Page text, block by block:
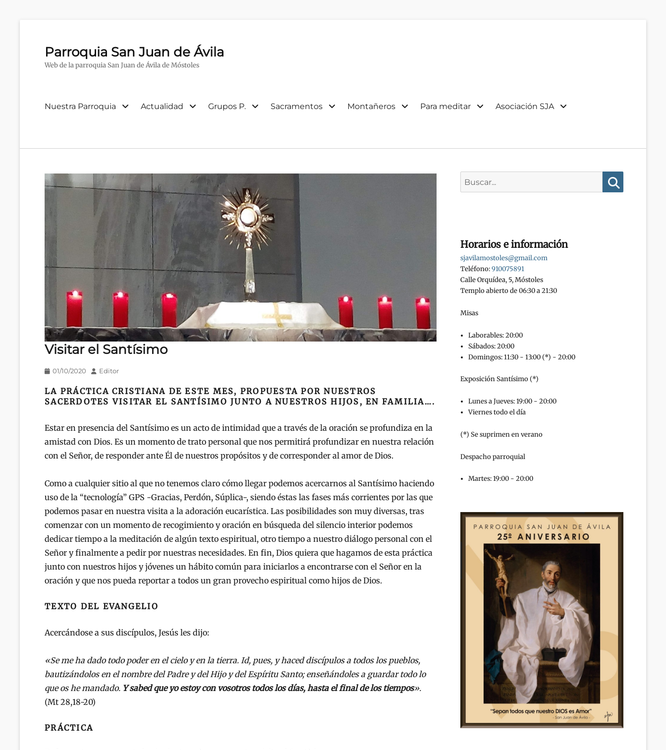
Parroquia San Juan de Ávila
Web de la parroquia San Juan de Ávila de Móstoles
Menú
Nuestra Parroquia Actualidad Grupos P. Sacramentos Montañeros Para meditar Asociación SJA
Visitar el Santísimo
Publicado
01/10/2020 AutorEditor
LA PRÁCTICA CRISTIANA DE ESTE MES, PROPUESTA POR NUESTROS
SACERDOTES VISITAR EL SANTÍSIMO JUNTO A NUESTROS HIJOS, EN FAMILIA….
Estar en presencia del Santísimo es un acto de intimidad que a través de la oración se profundiza en la
amistad con Dios. Es un momento de trato personal que nos permitirá profundizar en nuestra relación
con el Señor, de responder ante Él de nuestros propósitos y de corresponder al amor de Dios.
Como a cualquier sitio al que no tenemos claro cómo llegar podemos acercarnos al Santísimo haciendo
uso de la “tecnología” GPS -Gracias, Perdón, Súplica-, siendo éstas las fases más corrientes por las que
podemos pasar en nuestra visita a la adoración eucarística. Las posibilidades son muy diversas, tras
comenzar con un momento de recogimiento y oración en búsqueda del silencio interior podemos
dedicar tiempo a la meditación de algún texto espiritual, otro tiempo a nuestro diálogo personal con el
Señor y finalmente a pedir por nuestras necesidades. En fin, Dios quiera que hagamos de esta práctica
junto con nuestros hijos y jóvenes un hábito común para iniciarlos a encontrarse con el Señor en la
oración y que nos pueda reportar a todos un gran provecho espiritual como hijos de Dios.
TEXTO DEL EVANGELIO
Acercándose a sus discípulos, Jesús les dijo:
«Se me ha dado todo poder en el cielo y en la tierra. Id, pues, y haced discípulos a todos los pueblos,
bautizándolos en el nombre del Padre y del Hijo y del Espíritu Santo; enseñándoles a guardar todo lo
que os he mandado. Y sabed que yo estoy con vosotros todos los días, hasta el final de los tiempos».
(Mt 28,18-20)
PRÁCTICA
Horarios e información
sjavilamostoles@gmail.com
Teléfono:910075891
Calle Orquídea, 5, Móstoles
Templo abierto de 06:30 a 21:30
Misas
Laborables: 20:00
Sábados: 20:00
Domingos: 11:30 - 13:00 (*) - 20:00
Exposición Santísimo (*)
Lunes a Jueves: 19:00 - 20:00
Viernes todo el día
(*) Se suprimen en verano
Despacho parroquial
Martes: 19:00 - 20:00